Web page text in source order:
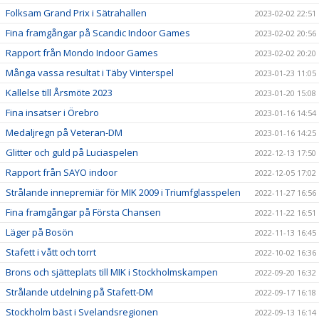
Folksam Grand Prix i Sätrahallen 2023-02-02 22:51
Fina framgångar på Scandic Indoor Games 2023-02-02 20:56
Rapport från Mondo Indoor Games 2023-02-02 20:20
Många vassa resultat i Täby Vinterspel 2023-01-23 11:05
Kallelse till Årsmöte 2023 2023-01-20 15:08
Fina insatser i Örebro 2023-01-16 14:54
Medaljregn på Veteran-DM 2023-01-16 14:25
Glitter och guld på Luciaspelen 2022-12-13 17:50
Rapport från SAYO indoor 2022-12-05 17:02
Strålande innepremiär för MIK 2009 i Triumfglasspelen 2022-11-27 16:56
Fina framgångar på Första Chansen 2022-11-22 16:51
Läger på Bosön 2022-11-13 16:45
Stafett i vått och torrt 2022-10-02 16:36
Brons och sjätteplats till MIK i Stockholmskampen 2022-09-20 16:32
Strålande utdelning på Stafett-DM 2022-09-17 16:18
Stockholm bäst i Svelandsregionen 2022-09-13 16:14